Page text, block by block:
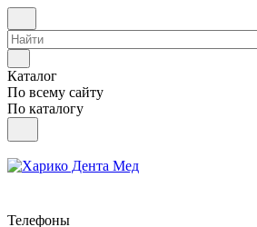
Каталог
По всему сайту
По каталогу
Телефоны